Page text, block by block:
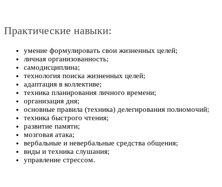
Практические навыки:
умение формулировать свои жизненных целей;
личная организованность;
самодисциплина;
технология поиска жизненных целей;
адаптация в коллективе;
техника планирования личного времени;
организация дня;
основные правила (техника) делегирования полномочий;
техника быстрого чтения;
развитие памяти;
мозговая атака;
вербальные и невербальные средства общения;
виды и техника слушания;
управление стрессом.